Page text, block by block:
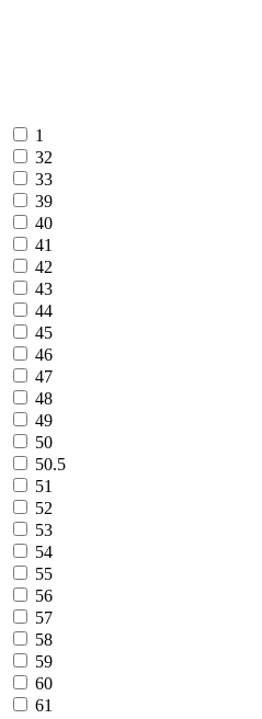
1
32
33
39
40
41
42
43
44
45
46
47
48
49
50
50.5
51
52
53
54
55
56
57
58
59
60
61